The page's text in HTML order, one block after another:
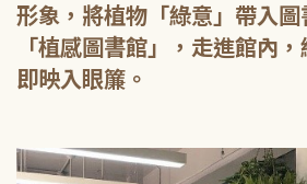
形象，將植物「綠意」帶入
「植感圖書館」，走進館內
即映入眼簾。